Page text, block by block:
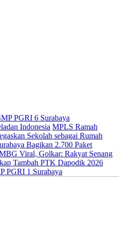
PGRI 6 Surabaya
Indonesia MPLS Ramah
Sekolah sebagai Rumah
Bagikan 2.700 Paket
Viral, Golkar: Rakyat Senang
Tambah PTK Dapodik 2026
PGRI 1 Surabaya